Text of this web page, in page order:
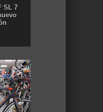
SL 7